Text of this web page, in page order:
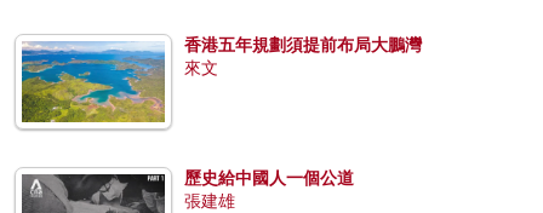
香港五年規劃須提前布局大鵬灣
來文
歷史給中國人一個公道
張建雄